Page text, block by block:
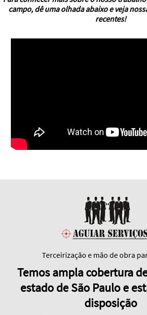
campo, dê uma olhada abaixo e veja
recentes!
Terceirização e mão de obra
Temos ampla cobertura
estado de São Paulo e
disposição